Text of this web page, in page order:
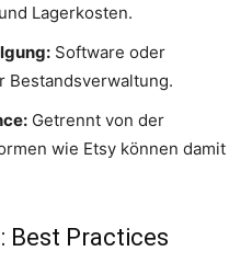
Lagerkosten.
Software oder
Bestandsverwaltung.
Getrennt von der
wie Etsy können damit
Best Practices